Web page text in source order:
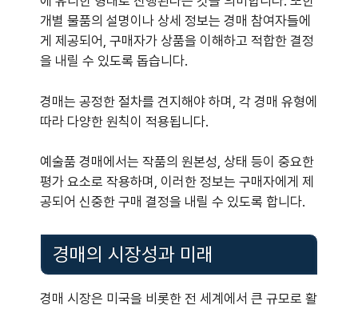
개별 물품의 설명이나 상세 정보는 경매 참여자들에
게 제공되어, 구매자가 상품을 이해하고 적합한 결정
을 내릴 수 있도록 돕습니다.
경매는 공정한 절차를 견지해야 하며, 각 경매 유형에
따라 다양한 원칙이 적용됩니다.
예술품 경매에서는 작품의 원본성, 상태 등이 중요한
평가 요소로 작용하며, 이러한 정보는 구매자에게 제
공되어 신중한 구매 결정을 내릴 수 있도록 합니다.
경매의 시장성과 미래
경매 시장은 미국을 비롯한 전 세계에서 큰 규모로 활